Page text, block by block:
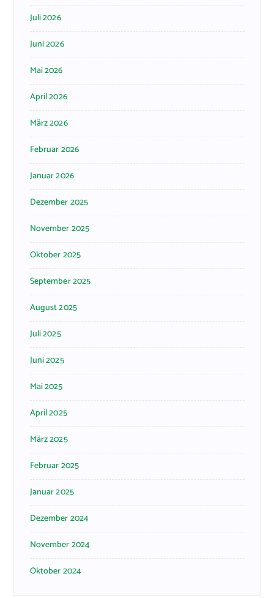
Juli 2026
Juni 2026
Mai 2026
April 2026
März 2026
Februar 2026
Januar 2026
Dezember 2025
November 2025
Oktober 2025
September 2025
August 2025
Juli 2025
Juni 2025
Mai 2025
April 2025
März 2025
Februar 2025
Januar 2025
Dezember 2024
November 2024
Oktober 2024